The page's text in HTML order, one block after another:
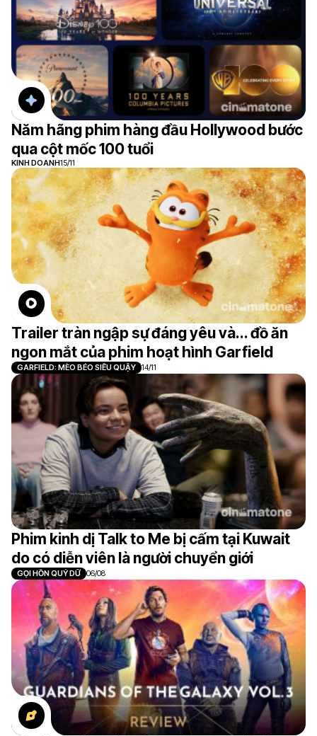
Năm hãng phim hàng đầu Hollywood bước
qua cột mốc 100 tuổi
KINH DOANH15/11
Trailer tràn ngập sự đáng yêu và... đồ ăn
ngon mắt của phim hoạt hình Garfield
GARFIELD: MÈO BÉO SIÊU QUẬY 14/11
Phim kinh dị Talk to Me bị cấm tại Kuwait
do có diễn viên là người chuyển giới
GỌI HỒN QUỶ DỮ 06/08